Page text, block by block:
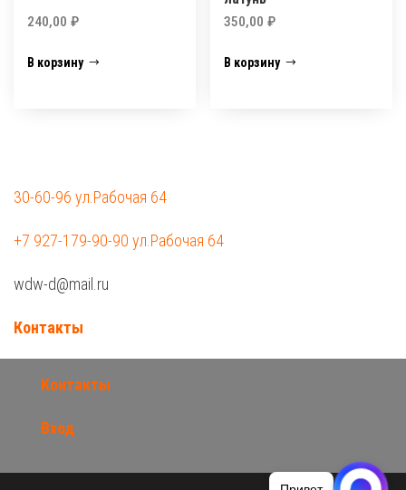
240,00 ₽
В корзину
350,00₽
В корзину
30-60-96 ул.Рабочая 64
+7 927-179-90-90 ул.Рабочая 64
wdw-d@mail.ru
Контакты
Контакты
Вход